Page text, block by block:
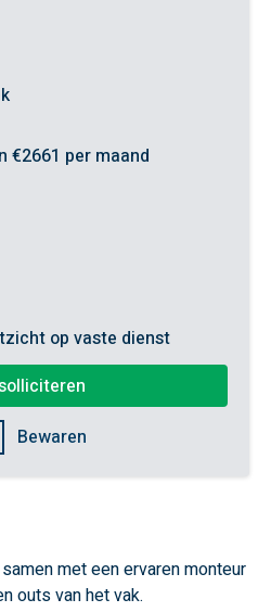
€2661 per maand
op vaste dienst
Bewaren
met een ervaren monteur
outs van het vak.